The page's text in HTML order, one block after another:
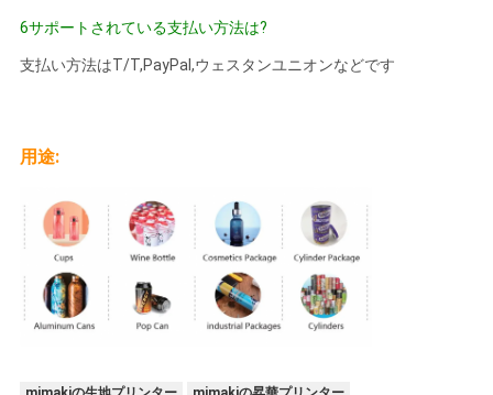
6サポートされている支払い方法は?
支払い方法はT/T,PayPal,ウェスタンユニオンなどです
用途: